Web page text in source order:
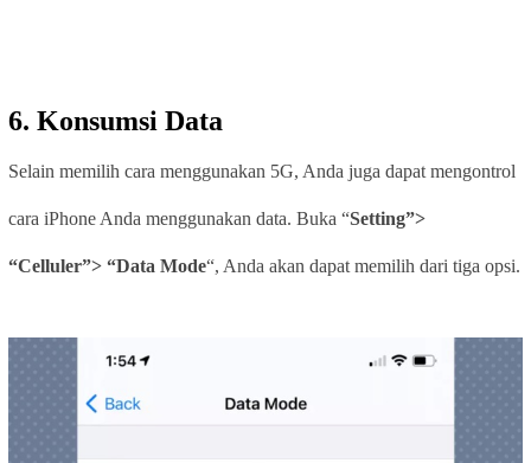
6. Konsumsi Data
Selain memilih cara menggunakan 5G, Anda juga dapat mengontrol
cara iPhone Anda menggunakan data. Buka “Setting”>
“Celluler”> “Data Mode“, Anda akan dapat memilih dari tiga opsi.